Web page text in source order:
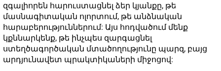
զգալիորեն հարուստացնել ձեր կյանքը, թե
մասնագիտական ոլորտում, թե անձնական
հարաբերություններում: Այս հոդվածում մենք
կքննարկենք, թե ինչպես զարգացնել
ստեղծագործական մտածողությունը պարզ, բայց
արդյունավետ պրակտիկաների միջոցով: